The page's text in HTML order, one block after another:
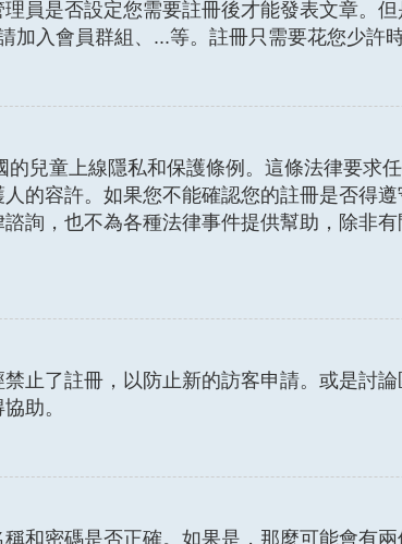
員是否設定您需要註冊後才能發表文章。
加入會員群組、...等。註冊只需要花您少許
的兒童上線隱私和保護條例。這條法律要
的容許。如果您不能確認您的註冊是否得
詢，也不為各種法律事件提供幫助，除非
止了註冊，以防止新的訪客申請。或是討
助。
和密碼是否正確。如果是，那麼可能會有